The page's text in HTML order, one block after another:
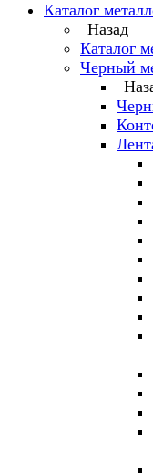
Каталог
Назад
Каталог
Черный